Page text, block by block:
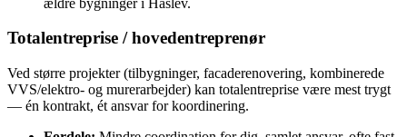
Totalentreprise / hovedentreprenør
Ved større projekter (tilbygninger, facaderenovering, kombinerede
VVS/elektro- og murerarbejder) kan totalentreprise være mest trygt
— én kontrakt, ét ansvar for koordinering.